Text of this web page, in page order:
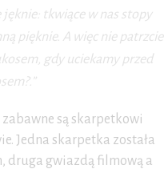
tkwiące w nas stopy
pięknie. A więc nie patrzcie
gdy uciekamy przed
są skarpetkowi
Jedna skarpetka została
druga gwiazdą filmową a